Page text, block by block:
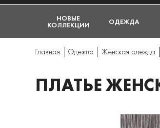
НОВЫЕ
КОЛЛЕКЦИИ ОДЕЖДА
Главная Одежда Женская одежда
ПЛАТЬЕ